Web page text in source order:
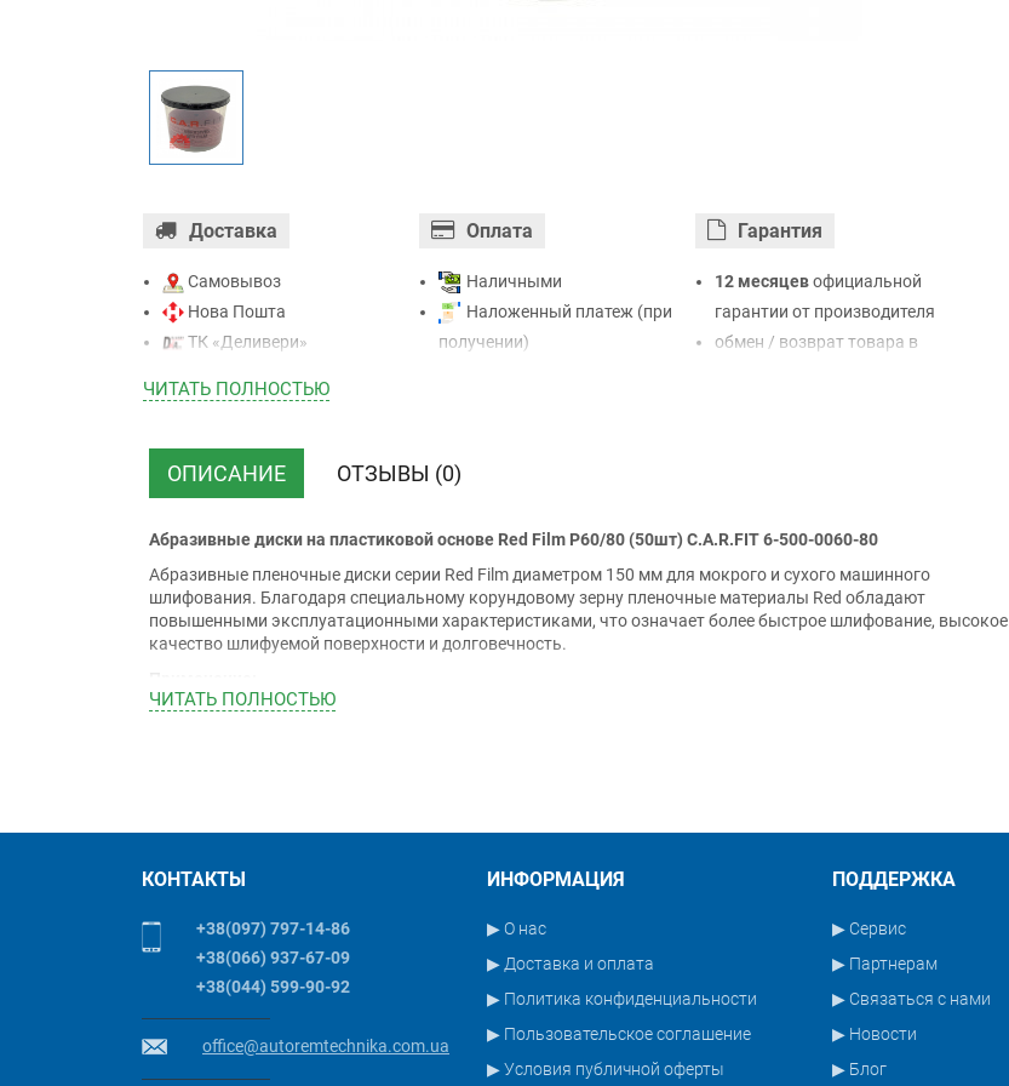
Доставка
Самовывоз
Нова Пошта
ТК «Деливери»
ТК “Justin”
ТК ”УкрПочта”
Оплата
Наличными
Наложенный платеж (при
получении)
Гарантия
12 месяцевофициальной
гарантии от производителя
обмен / возврат товара в
ЧИТАТЬ ПОЛНОСТЬЮ
ОПИСАНИЕ ОТЗЫВЫ (0)
Абразивные диски на пластиковой основе Red Film P60/80 (50шт) C.A.R.FIT 6-500-0060-80
Абразивные пленочные диски серии Red Film диаметром 150 мм для мокрого и сухого машинного
шлифования. Благодаря специальному корундовому зерну пленочные материалы Red обладают
повышенными эксплуатационными характеристиками, что означает более быстрое шлифование, высокое
качество шлифуемой поверхности и долговечность.
Диски предназначены для шлифования шпаклевок, шпатлевок, лакокрасочных покрытий, синтетических и
Превосходное удаление пыли при сухом шлифовании благодаря системе Multiholes
Застежка на липучке.
6-500-0060, Р60, 50 шт/уп.
6-500-0080, Р80, 50 шт/уп.
ЧИТАТЬ ПОЛНОСТЬЮ
КОНТАКТЫ
+38(097) 797-14-86
+38(066) 937-67-09
+38(044) 599-90-92
office@autoremtechnika.com.ua
ИНФОРМАЦИЯ
▶ О нас
▶ Доставка и оплата
▶ Политика конфиденциальности
▶ Пользовательское соглашение
▶ Условия публичной оферты
ПОДДЕРЖКА
▶ Сервис
▶ Партнерам
▶ Связаться с нами
▶ Новости
▶ Блог